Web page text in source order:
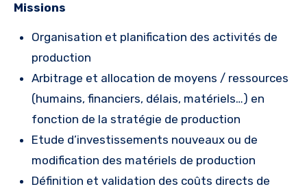
Missions
Organisation et planification des activités de
production
Arbitrage et allocation de moyens / ressources
(humains, financiers, délais, matériels…) en
fonction de la stratégie de production
Etude d’investissements nouveaux ou de
modification des matériels de production
Définition et validation des coûts directs de